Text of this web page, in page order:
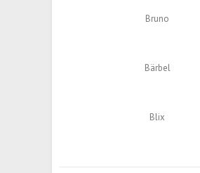
Bruno
Bärbel
Blix